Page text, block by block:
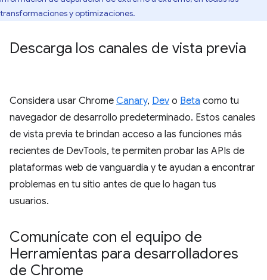
transformaciones y optimizaciones.
Descarga los canales de vista previa
Considera usar Chrome Canary, Dev o Beta como tu
navegador de desarrollo predeterminado. Estos canales
de vista previa te brindan acceso a las funciones más
recientes de DevTools, te permiten probar las APIs de
plataformas web de vanguardia y te ayudan a encontrar
problemas en tu sitio antes de que lo hagan tus
usuarios.
Comunícate con el equipo de
Herramientas para desarrolladores
de Chrome